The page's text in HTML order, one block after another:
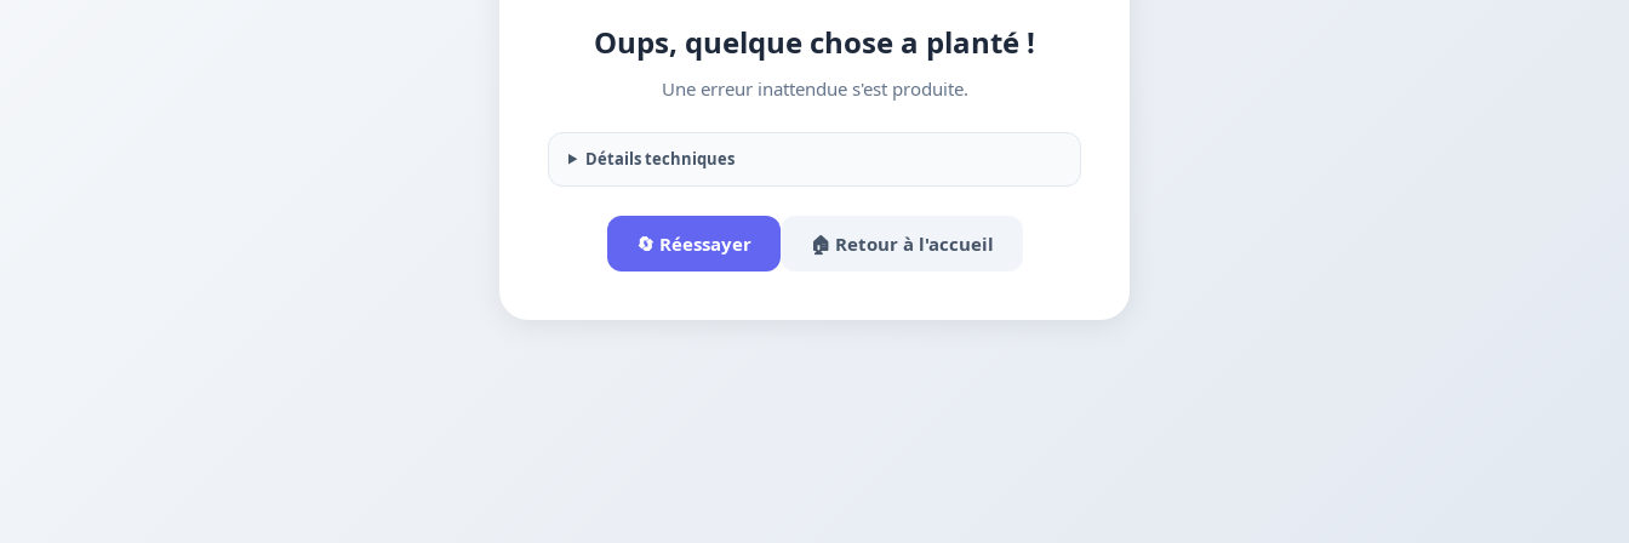
Oups, quelque chose a planté !
Une erreur inattendue s'est produite.
Détails techniques
🔄 Réessayer 🏠 Retour à l'accueil